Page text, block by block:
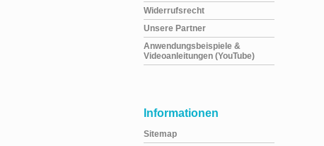
Widerrufsrecht
Unsere Partner
Anwendungsbeispiele &
Videoanleitungen (YouTube)
Informationen
Sitemap